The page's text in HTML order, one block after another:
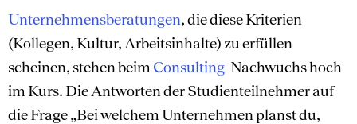
Unternehmensberatungen, die diese Kriterien
(Kollegen, Kultur, Arbeitsinhalte) zu erfüllen
scheinen, stehen beim Consulting-Nachwuchs hoch
im Kurs. Die Antworten der Studienteilnehmer auf
die Frage „Bei welchem Unternehmen planst du,